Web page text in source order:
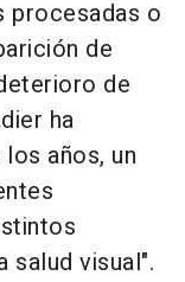
procesadas o
de
de
ha
años, un
salud visual".